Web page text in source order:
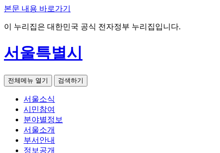
본문 내용 바로가기
이 누리집은 대한민국 공식 전자정부 누리집입니다.
서울특별시
전체메뉴 열기 검색하기
서울소식
시민참여
분야별정보
서울소개
부서안내
정보공개